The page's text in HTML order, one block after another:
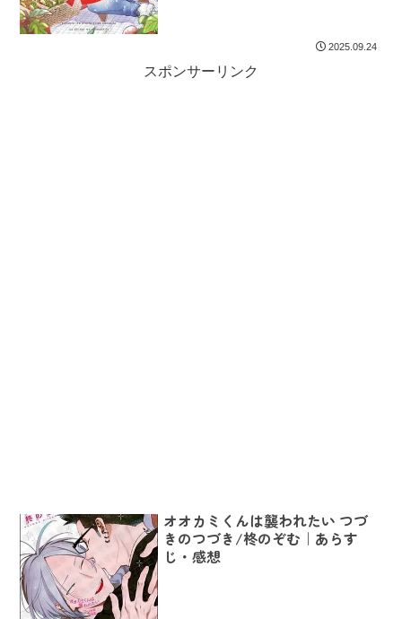
2025.09.24
スポンサーリンク
オオカミくんは襲われたい つづ
きのつづき/柊のぞむ｜あらす
じ・感想